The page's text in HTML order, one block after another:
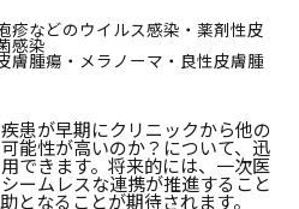
疹などのウイルス感染・薬剤性皮
感染
膚腫瘍・メラノーマ・良性皮膚腫
患が早期にクリニックから他の
能性が高いのか？について、迅
できます。将来的には、一次医
ームレスな連携が推進すること
となることが期待されます。